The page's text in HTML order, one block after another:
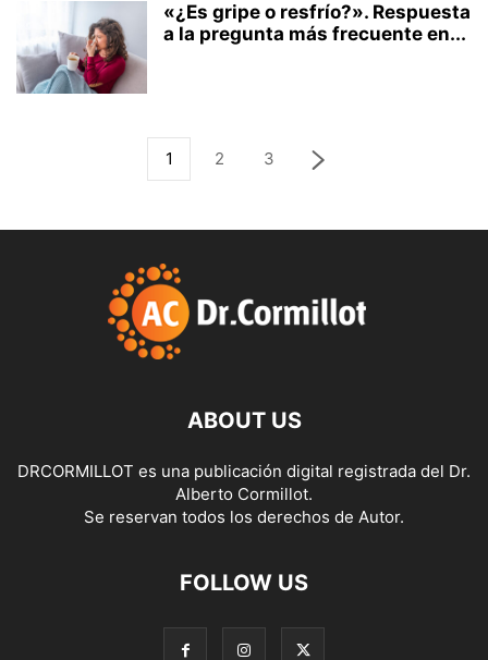
«¿Es gripe o resfrío?». Respuesta
a la pregunta más frecuente en...
1 2 3
ABOUT US
DRCORMILLOT es una publicación digital registrada del Dr.
Alberto Cormillot.
Se reservan todos los derechos de Autor.
FOLLOW US